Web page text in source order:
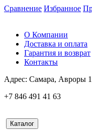
Сравнение Избранное
О Компании
Доставка и оплата
Гарантия и возврат
Контакты
Адрес: Самара, Авроры
+7 846 491 41 63
Каталог